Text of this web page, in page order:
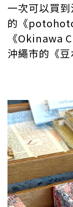
一次可以買
的《
《Okinawa
沖繩市的《